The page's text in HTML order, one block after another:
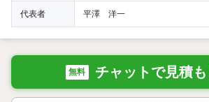
代表者 平澤 洋一
無料 チャットで見積